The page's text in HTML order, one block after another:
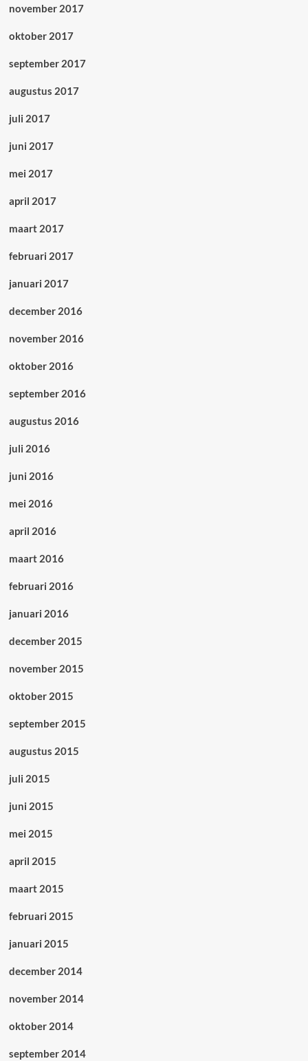
november 2017
oktober 2017
september 2017
augustus 2017
juli 2017
juni 2017
mei 2017
april 2017
maart 2017
februari 2017
januari 2017
december 2016
november 2016
oktober 2016
september 2016
augustus 2016
juli 2016
juni 2016
mei 2016
april 2016
maart 2016
februari 2016
januari 2016
december 2015
november 2015
oktober 2015
september 2015
augustus 2015
juli 2015
juni 2015
mei 2015
april 2015
maart 2015
februari 2015
januari 2015
december 2014
november 2014
oktober 2014
september 2014